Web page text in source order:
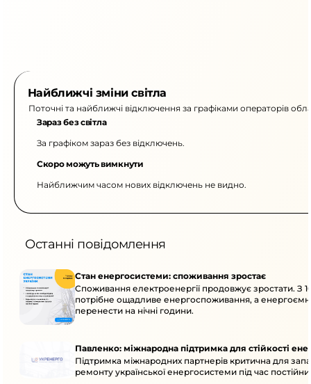
Найближчі зміни світла
Поточні та найближчі відключення за графіками операторів
Зараз без світла
За графіком зараз без відключень.
Скоро можуть вимкнути
Найближчим часом нових відключень не видно.
Останні повідомлення
Стан енергосистеми: споживання зростає
Споживання електроенергії продовжує зростати. З
потрібне ощадливе енергоспоживання, а
перенести на нічні години.
Павленко: міжнародна підтримка для стійкості
Підтримка міжнародних партнерів критична для
ремонту української енергосистеми під час